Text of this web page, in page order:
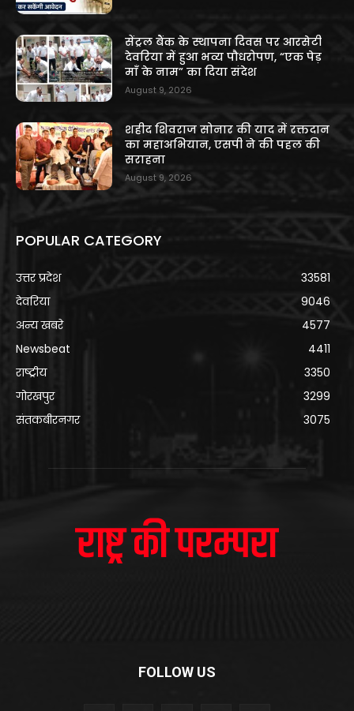
सेंट्रल बैंक के स्थापना दिवस पर आरसेटी
देवरिया में हुआ भव्य पौधरोपण, “एक पेड़
माँ के नाम” का दिया संदेश
August 9, 2026
शहीद शिवराज सोनार की याद में रक्तदान
का महाअभियान, एसपी ने की पहल की
सराहना
August 9, 2026
POPULAR CATEGORY
उत्तर प्रदेश
33581
देवरिया
9046
अन्य खबरे
4577
Newsbeat
4411
राष्ट्रीय
3350
गोरखपुर
3299
संतकबीरनगर
3075
FOLLOW US